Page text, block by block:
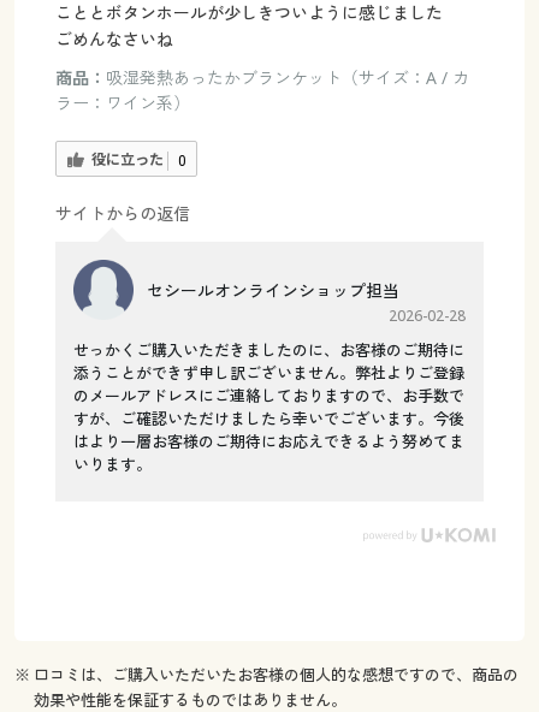
こととボタンホールが少しきついように感じました
ごめんなさいね
商品： 吸湿発熱あったかブランケット（サイズ：A / カ
ラー：ワイン系）
役に立った 0
サイトからの返信
セシールオンラインショップ担当
2026-02-28
せっかくご購入いただきましたのに、お客様のご期待に
添うことができず申し訳ございません。弊社よりご登録
のメールアドレスにご連絡しておりますので、お手数で
すが、ご確認いただけましたら幸いでございます。今後
はより一層お客様のご期待にお応えできるよう努めてま
いります。
※ 口コミは、ご購入いただいたお客様の個人的な感想ですので、商品の
効果や性能を保証するものではありません。